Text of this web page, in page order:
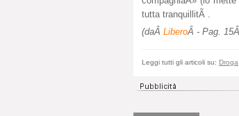
tutta tranquillitÃ .
(daÂ LiberoÂ - Pag. 15
Leggi tutti gli articoli su: Droga